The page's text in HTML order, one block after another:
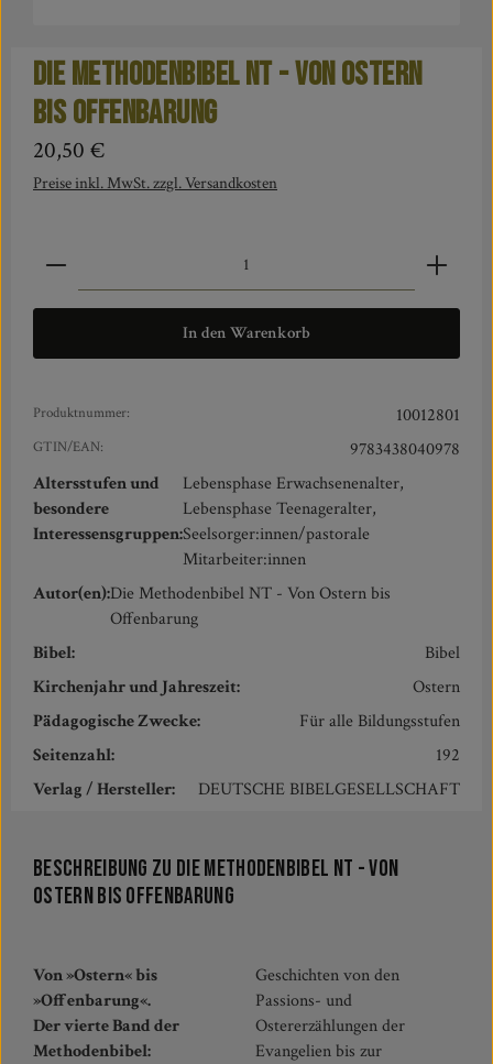
Die Methodenbibel NT - Von Ostern
bis Offenbarung
Regulärer Preis:
20,50 €
Preise inkl. MwSt. zzgl. Versandkosten
Produkt Anzahl: Gib den gewünschten Wert ein oder
In den Warenkorb
Produktnummer: 10012801
GTIN/EAN:
9783438040978
Altersstufen und
besondere
Interessensgruppen:
Lebensphase Erwachsenenalter,
Lebensphase Teenageralter,
Seelsorger:innen/pastorale
Mitarbeiter:innen
Autor(en):Die Methodenbibel NT - Von Ostern bis
Offenbarung
Bibel:
Bibel
Kirchenjahr und Jahreszeit:
Ostern
Pädagogische Zwecke:
Für alle Bildungsstufen
Seitenzahl:
192
Verlag / Hersteller:
DEUTSCHE BIBELGESELLSCHAFT
Beschreibung zu Die Methodenbibel NT - Von
Ostern bis Offenbarung
Von »Ostern« bis
»Offenbarung«.
Der vierte Band der
Methodenbibel:
Geschichten von den
Passions- und
Ostererzählungen der
Evangelien bis zur